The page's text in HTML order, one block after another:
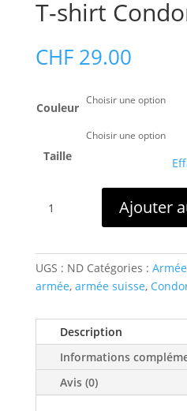
T-shirt
CHF29.00
Couleur
Taille
Condor
A350
Ajouter
UGS : ND Catégories : Armée
armée, armée suisse,
Description
Informations
Avis (0)